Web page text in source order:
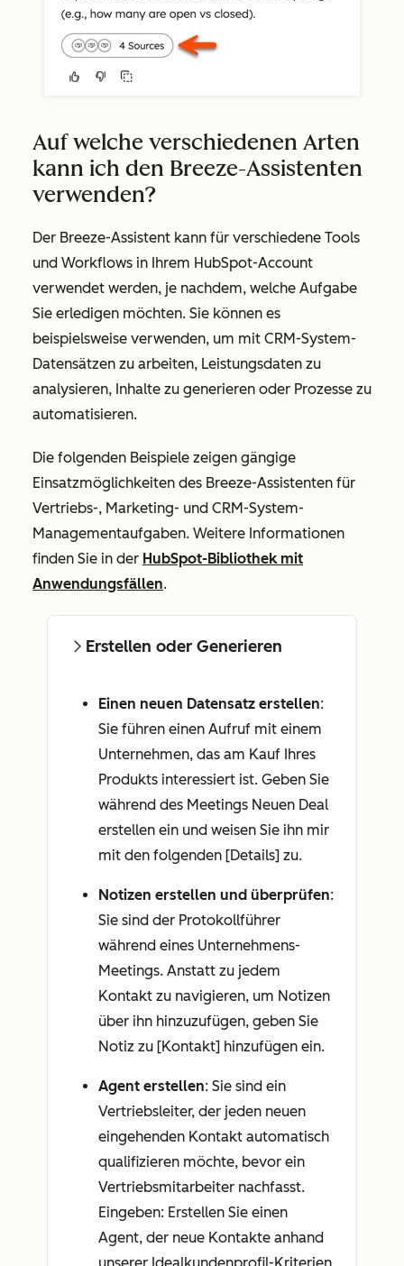
Auf welche verschiedenen Arten
kann ich den Breeze-Assistenten
verwenden?
Der Breeze-Assistent kann für verschiedene Tools
und Workflows in Ihrem HubSpot-Account
verwendet werden, je nachdem, welche Aufgabe
Sie erledigen möchten. Sie können es
beispielsweise verwenden, um mit CRM-System-
Datensätzen zu arbeiten, Leistungsdaten zu
analysieren, Inhalte zu generieren oder Prozesse zu
automatisieren.
Die folgenden Beispiele zeigen gängige
Einsatzmöglichkeiten des Breeze-Assistenten für
Vertriebs-, Marketing- und CRM-System-
Managementaufgaben. Weitere Informationen
finden Sie in der HubSpot-Bibliothek mit
Anwendungsfällen.
Erstellen oder Generieren
Einen neuen Datensatz erstellen:
Sie führen einen Aufruf mit einem
Unternehmen, das am Kauf Ihres
Produkts interessiert ist. Geben Sie
während des Meetings Neuen Deal
erstellen ein und weisen Sie ihn mir
mit den folgenden [Details] zu.
Notizen erstellen und überprüfen:
Sie sind der Protokollführer
während eines Unternehmens-
Meetings. Anstatt zu jedem
Kontakt zu navigieren, um Notizen
über ihn hinzuzufügen, geben Sie
Notiz zu [Kontakt] hinzufügen ein.
Agent erstellen: Sie sind ein
Vertriebsleiter, der jeden neuen
eingehenden Kontakt automatisch
qualifizieren möchte, bevor ein
Vertriebsmitarbeiter nachfasst.
Eingeben: Erstellen Sie einen
Agent, der neue Kontakte anhand